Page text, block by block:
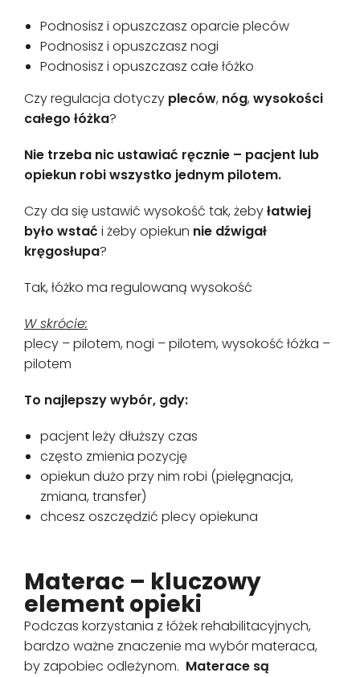
Podnosisz i opuszczasz oparcie pleców
Podnosisz i opuszczasz nogi
Podnosisz i opuszczasz całe łóżko
Czy regulacja dotyczy pleców, nóg, wysokości
całego łóżka?
Nie trzeba nic ustawiać ręcznie – pacjent lub
opiekun robi wszystko jednym pilotem.
Czy da się ustawić wysokość tak, żebyłatwiej
było wstać i żeby opiekun nie dźwigał
kręgosłupa?
Tak, łóżko ma regulowaną wysokość
W skrócie:
plecy – pilotem, nogi – pilotem, wysokość łóżka –
pilotem
To najlepszy wybór, gdy:
pacjent leży dłuższy czas
często zmienia pozycję
opiekun dużo przy nim robi (pielęgnacja,
zmiana, transfer)
chcesz oszczędzić plecy opiekuna
Materac – kluczowy
element opieki
Podczas korzystania z łóżek rehabilitacyjnych,
bardzo ważne znaczenie ma wybór materaca,
by zapobiec odleżynom. Materace są